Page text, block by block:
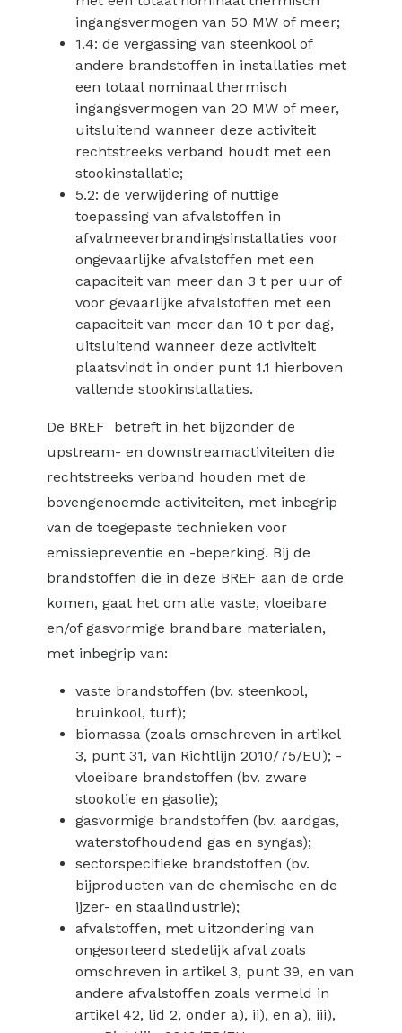
ingangsvermogen van 50 MW of meer;
1.4: de vergassing van steenkool of
andere brandstoffen in installaties met
een totaal nominaal thermisch
ingangsvermogen van 20 MW of meer,
uitsluitend wanneer deze activiteit
rechtstreeks verband houdt met een
stookinstallatie;
5.2: de verwijdering of nuttige
toepassing van afvalstoffen in
afvalmeeverbrandingsinstallaties voor
ongevaarlijke afvalstoffen met een
capaciteit van meer dan 3 t per uur of
voor gevaarlijke afvalstoffen met een
capaciteit van meer dan 10 t per dag,
uitsluitend wanneer deze activiteit
plaatsvindt in onder punt 1.1 hierboven
vallende stookinstallaties.
De BREF betreft in het bijzonder de
upstream- en downstreamactiviteiten die
rechtstreeks verband houden met de
bovengenoemde activiteiten, met inbegrip
van de toegepaste technieken voor
emissiepreventie en -beperking. Bij de
brandstoffen die in deze BREF aan de orde
komen, gaat het om alle vaste, vloeibare
en/of gasvormige brandbare materialen,
met inbegrip van:
vaste brandstoffen (bv. steenkool,
bruinkool, turf);
biomassa (zoals omschreven in artikel
3, punt 31, van Richtlijn 2010/75/EU); -
vloeibare brandstoffen (bv. zware
stookolie en gasolie);
gasvormige brandstoffen (bv. aardgas,
waterstofhoudend gas en syngas);
sectorspecifieke brandstoffen (bv.
bijproducten van de chemische en de
ijzer- en staalindustrie);
afvalstoffen, met uitzondering van
ongesorteerd stedelijk afval zoals
omschreven in artikel 3, punt 39, en van
andere afvalstoffen zoals vermeld in
artikel 42, lid 2, onder a), ii), en a), iii),